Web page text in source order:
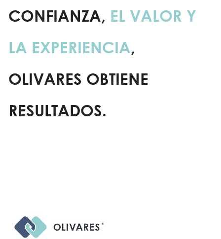
CONFIANZA, EL VALOR Y
LA EXPERIENCIA,
OLIVARES OBTIENE
RESULTADOS.